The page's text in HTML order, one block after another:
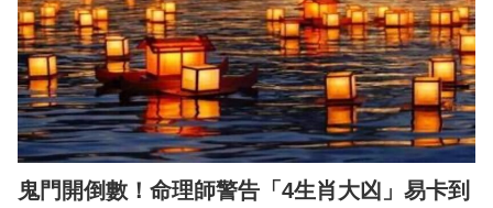
鬼門開倒數！命理師警告「4生肖大凶」易卡到